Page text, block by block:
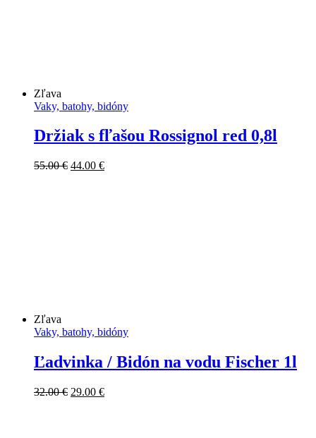
Zľava
Vaky, batohy, bidóny
Držiak s fľašou Rossignol red 0,8l
55.00€ Pôvodná
44.00 €Aktuálna
Zľava
Vaky, batohy, bidóny
Ľadvinka / Bidón na vodu Fischer 1l
32.00€ Pôvodná
29.00 €Aktuálna